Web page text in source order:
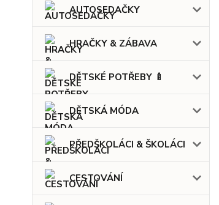
AUTOSEDAČKY
HRAČKY & ZÁBAVA
DĚTSKÉ POTŘEBY 🍼
DĚTSKÁ MÓDA
PŘEDŠKOLÁCI & ŠKOLÁCI
CESTOVÁNÍ